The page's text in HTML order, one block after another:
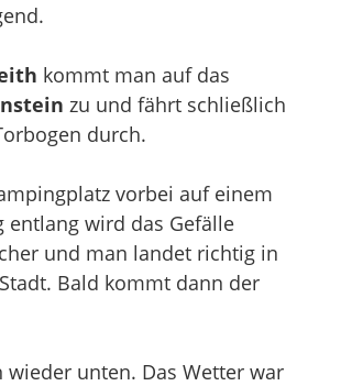
kommt man auf das
zu und fährt schließlich
durch.
vorbei auf einem
entlang wird das Gefälle
und man landet richtig in
Bald kommt dann der
wieder unten. Das Wetter war